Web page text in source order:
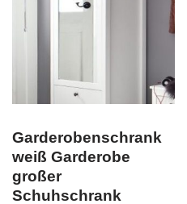
Garderobenschrank
weiß Garderobe
großer
Schuhschrank